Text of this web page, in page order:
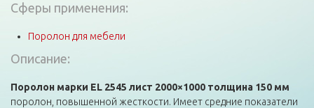
Сферы применения:
Поролон для мебели
Описание:
Поролон марки EL 2545 лист 2000×1000 толщина 150 мм
поролон, повышенной жесткости. Имеет средние показатели